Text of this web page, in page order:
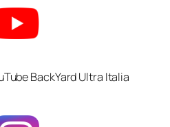
BackYard Ultra Italia